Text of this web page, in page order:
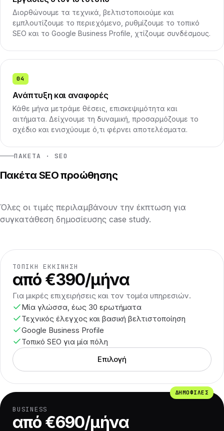
Διορθώνουμε τα τεχνικά, βελτιστοποιούμε και
εμπλουτίζουμε το περιεχόμενο, ρυθμίζουμε το τοπικό
SEO και το Google Business Profile, χτίζουμε συνδέσμους.
04
Ανάπτυξη και αναφορές
Κάθε μήνα μετράμε θέσεις, επισκεψιμότητα και
αιτήματα. Δείχνουμε τη δυναμική, προσαρμόζουμε το
σχέδιο και ενισχύουμε ό,τι φέρνει αποτελέσματα.
ΠΑΚΈΤΑ · SEO
Πακέτα SEO προώθησης
Όλες οι τιμές περιλαμβάνουν την έκπτωση για
συγκατάθεση δημοσίευσης case study.
ΤΟΠΙΚΉ ΕΚΚΊΝΗΣΗ
από €390/μήνα
Για μικρές επιχειρήσεις και τον τομέα υπηρεσιών.
Μία γλώσσα, έως 30 ερωτήματα
Τεχνικός έλεγχος και βασική βελτιστοποίηση
Google Business Profile
Τοπικό SEO για μία πόλη
Επιλογή
ΔΗΜΟΦΙΛΈΣ
BUSINESS
από €690/μήνα